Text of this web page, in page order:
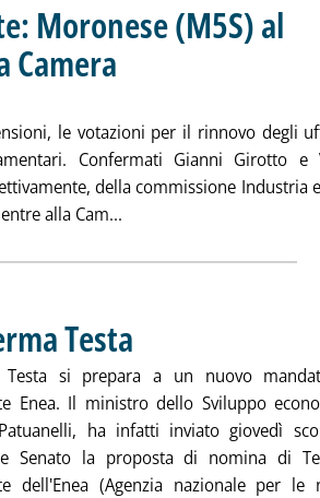
Moronese (M5S) al
Camera
le votazioni per il rinnovo degli
Confermati Gianni Girotto e
della commissione Industria
alla Cam... Leggi tutta la notizia:
Testa
Testa si prepara a un nuovo
Enea. Il ministro dello Sviluppo
ha infatti inviato giovedì
e Senato la proposta di nomina di
dell'Enea (Agenzia nazionale per le